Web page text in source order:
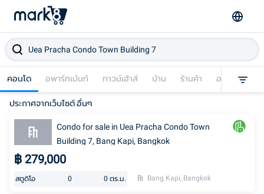
คอนโด อพาร์ทเม้นท์ ทาวน์เฮ้าส์ บ้าน ร้านค้า อาคารพาณิช
ประกาศจากเว็บไซต์ อื่นๆ
Condo for sale in Uea Pracha Condo Town
Building 7, Bang Kapi, Bangkok
฿ 279,000
สตูดิโอ 0 0 ตร.ม. Bang Kapi, Bangkok